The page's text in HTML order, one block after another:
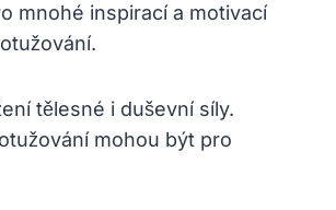
mnohé inspirací a motivací
tělesné i duševní síly.
mohou být pro